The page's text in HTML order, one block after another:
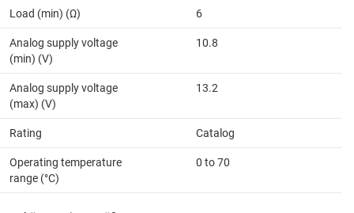
Load (min) (Ω) 6
Analog supply voltage
(min) (V)
10.8
Analog supply voltage
(max) (V)
13.2
Rating Catalog
Operating temperature
range (°C)
0 to 70